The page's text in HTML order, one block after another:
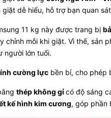
giặt dễ hiểu, hỗ trợ bạn quan
11 kg này được trang bị
chỉnh mỗi khi giặt. Vì thế, sản
người lớn tuổi.
cường lực bền bỉ, cho phép
thép không gỉcó độ sáng
kế hình kim cương, góp phần